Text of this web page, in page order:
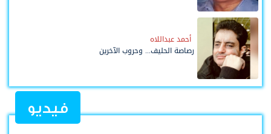
أحمد عبداللاه
رصاصة الحليف... وحروب الآخرين
فيديو